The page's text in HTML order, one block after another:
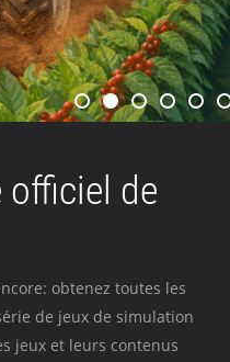
officiel de
obtenez toutes les
de jeux de simulation
jeux et leurs contenus